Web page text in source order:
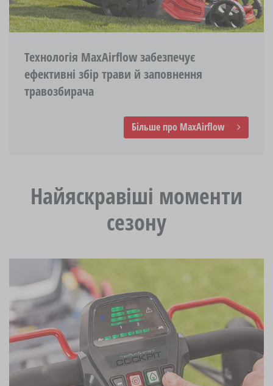
Технологія MaxAirflow забезпечує
ефективні збір трави й заповнення
травозбирача
Більше про MaxAirflow
Найяскравіші моменти
сезону